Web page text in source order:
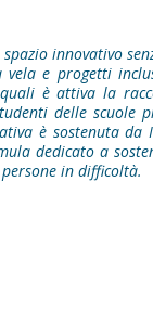
innovativo
vela e progetti
è attiva la
delle scuole
è sostenuta da
dedicato a
in difficoltà.